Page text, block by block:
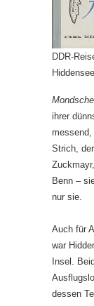
DDR-
Hiddensee
ihrer
Strich,
Benn –
nur sie.
Auch für
war
Insel.
dessen